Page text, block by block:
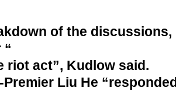
of the discussions,
riot act”, Kudlow said.
Liu He